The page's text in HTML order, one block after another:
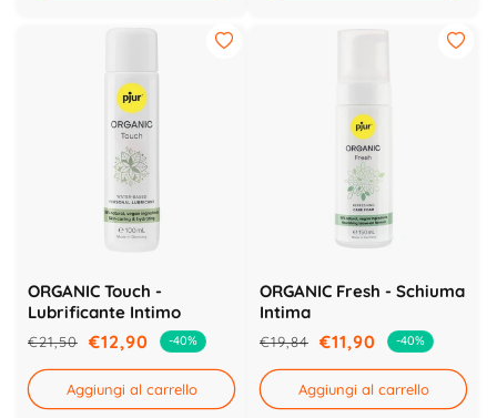
ORGANIC Touch -
Lubrificante Intimo
Prezzo
di
listino
€21,50
Prezzo
scontato
€12,90 -40%
Aggiungi al carrello
ORGANIC Fresh - Schiuma
Intima
Prezzo
di
listino
€19,84
Prezzo
scontato
€11,90 -40%
Aggiungi al carrello